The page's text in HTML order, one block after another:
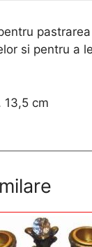
si pentru a
13,5 cm